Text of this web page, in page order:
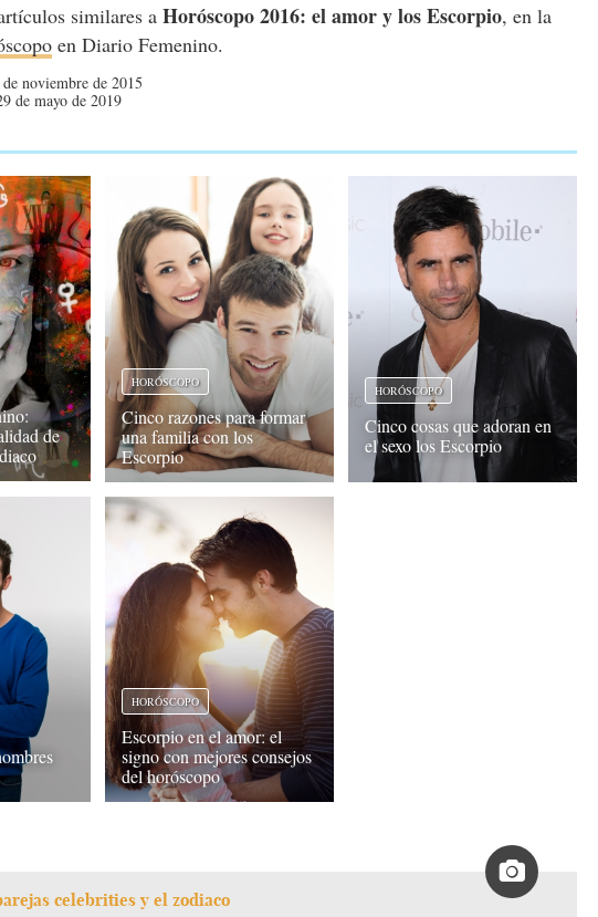
similares aHoróscopo 2016: el amor y los Escorpio, en la
en Diario Femenino.
noviembre de 2015
de mayo de 2019
de
HORÓSCOPO
Cinco razones para formar
una familia con los
Escorpio
HORÓSCOPO
Cinco cosas que adoran en
el sexo los Escorpio
HORÓSCOPO
Escorpio en el amor: el
signo con mejores consejos
del horóscopo
celebrities y el zodiaco